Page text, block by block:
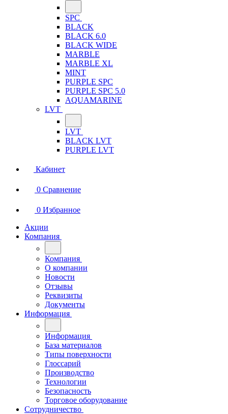
SPC
BLACK
BLACK 6.0
BLACK WIDE
MARBLE
MARBLE XL
MINT
PURPLE SPC
PURPLE SPC 5.0
AQUAMARINE
LVT
LVT
BLACK LVT
PURPLE LVT
Кабинет
0 Сравнение
0 Избранное
Акции
Компания
Компания
О компании
Новости
Отзывы
Реквизиты
Документы
Информация
Информация
База материалов
Типы поверхности
Глоссарий
Производство
Технологии
Безопасность
Торговое оборудование
Сотрудничество